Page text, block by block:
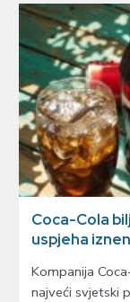
Coca-Cola
uspjeha
Kompanija
najveći svjetski